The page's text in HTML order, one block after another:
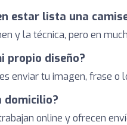
estar lista una
y la técnica, pero en
propio diseño?
enviar tu imagen, frase
domicilio?
online y ofrecen